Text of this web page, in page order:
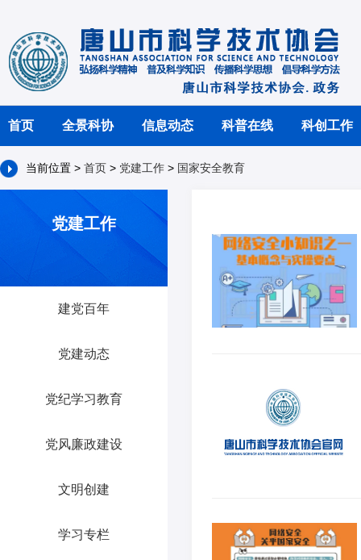
首页 全景科协 信息动态 科普在线 科创工作
当前位置 > 首页 > 党建工作 > 国家安全教育
党建工作
建党百年
党建动态
党纪学习教育
党风廉政建设
文明创建
学习专栏